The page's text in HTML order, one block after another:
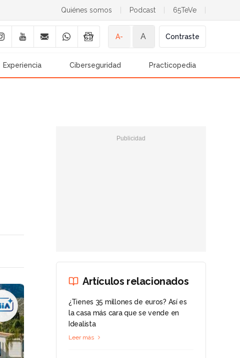
Quiénes somos Podcast 65TeVe
A- A Contraste
Experiencia Ciberseguridad Practicopedia
Artículos relacionados
¿Tienes 35 millones de euros? Así es
la casa más cara que se vende en
Idealista
Leer más